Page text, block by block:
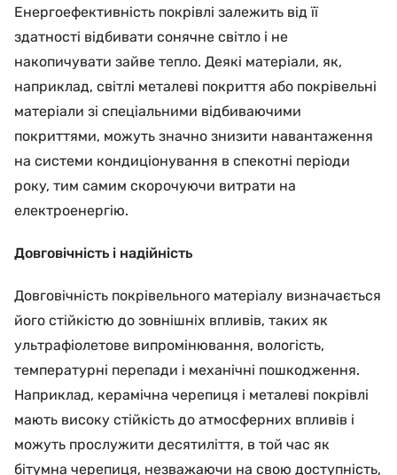
Енергоефективність покрівлі залежить від її
здатності відбивати сонячне світло і не
накопичувати зайве тепло. Деякі матеріали, як,
наприклад, світлі металеві покриття або покрівельні
матеріали зі спеціальними відбиваючими
покриттями, можуть значно знизити навантаження
на системи кондиціонування в спекотні періоди
року, тим самим скорочуючи витрати на
електроенергію.
Довговічність і надійність
Довговічність покрівельного матеріалу визначається
його стійкістю до зовнішніх впливів, таких як
ультрафіолетове випромінювання, вологість,
температурні перепади і механічні пошкодження.
Наприклад, керамічна черепиця і металеві покрівлі
мають високу стійкість до атмосферних впливів і
можуть прослужити десятиліття, в той час як
бітумна черепиця, незважаючи на свою доступність,